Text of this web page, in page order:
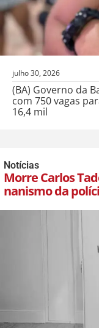
julho 30, 2026
(BA) Governo da
com 750 vagas
16,4 mil
Notícias
Morre Carlos
nanismo da